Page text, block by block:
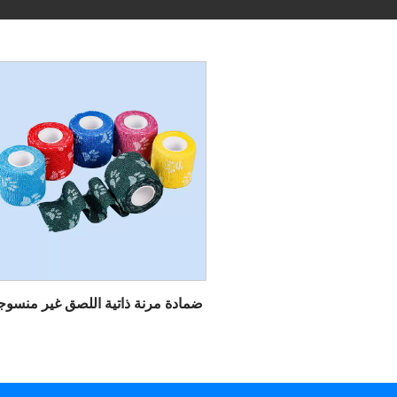
ضمادة مرنة ذاتية اللصق غير